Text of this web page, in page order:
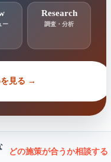
ー
Research
調査・分析
見る →
どの施策が合うか相談す